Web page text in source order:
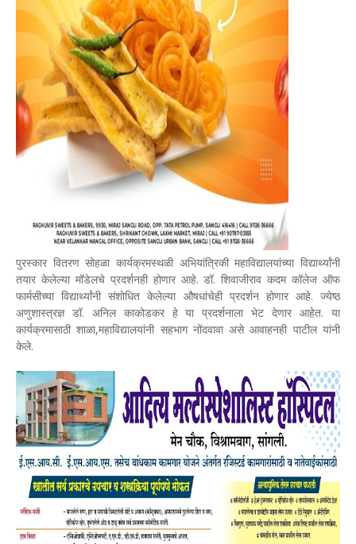
पुरस्कार वितरण सोहळा कार्यक्रमस्थळी अभियांत्रिकी महाविद्यालयांच्या विद्यार्थ्यांनी
तयार केलेल्या मॉडेलचे प्रदर्शनही होणार आहे. डॉ. शिवाजीराव कदम कॉलेज ऑफ
फार्मसीच्या विद्यार्थ्यांनी संशोधित केलेल्या औषधांचेही प्रदर्शन होणार आहे. ज्येष्ठ
अणुशास्त्रज्ञ डॉ. अनिल काकोडकर हे या प्रदर्शनाला भेट देणार आहेत. या
कार्यक्रमासाठी शाळा,महाविद्यालयांनी सहभाग नोंदवावा असे आवाहनही पाटील यांनी
केले.